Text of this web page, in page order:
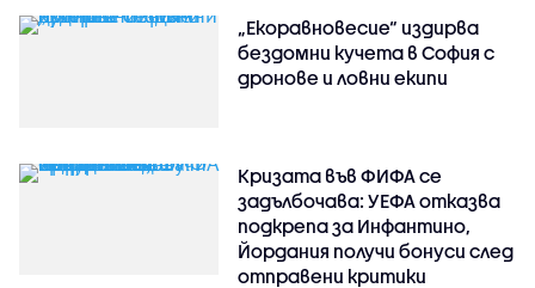
„Екоравновесие“ издирва
бездомни кучета в София с
дронове и ловни екипи
Кризата във ФИФА се
задълбочава: УЕФА отказва
подкрепа за Инфантино,
Йордания получи бонуси след
отправени критики